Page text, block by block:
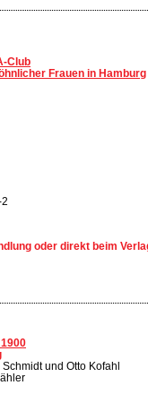
Club
Frauen in Hamburg
oder direkt beim
und Otto Kofahl